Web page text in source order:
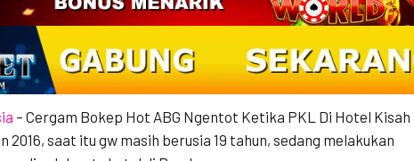
– Cergam Bokep Hot ABG Ngentot Ketika PKL Di Hotel Kisah
2016, saat itu gw masih berusia 19 tahun, sedang melakukan